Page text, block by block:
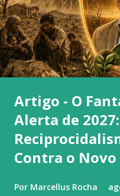
Artigo - O
Alerta de
Contra o
Por Marcellus Rocha